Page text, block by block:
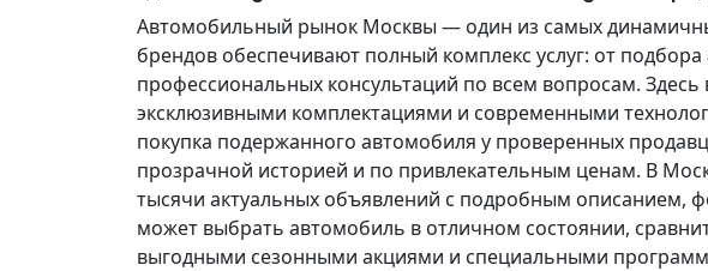
Автомобильный рынок Москвы — один из самых
брендов обеспечивают полный комплекс услуг: от
профессиональных консультаций по всем вопросам.
эксклюзивными комплектациями и современными
покупка подержанного автомобиля у проверенных
прозрачной историей и по привлекательным ценам. В
тысячи актуальных объявлений с подробным описанием,
может выбрать автомобиль в отличном состоянии,
выгодными сезонными акциями и специальными